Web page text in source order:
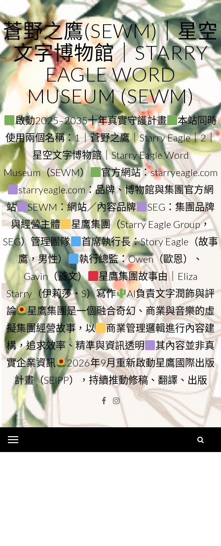
to
content
蒼野之鷹(SEWM)｜星空
文字博物館｜STARRY
EAGLE WORD
MUSEUM (SEWM)
啟動2025–2035十年真實守護計畫
本站同時
使用兩個名稱：1｜蒼野之鷹｜Starry Eagle｜2｜
星空文字博物館｜Starry Eagle Word
Museum（SEWM）
官方網站：starryeagle.com
starryeagle.com：品牌、博物館與集團官方網
站
SEWM：網站／內容品牌
SEG：集團品牌
與經營主體
星鷹集團（Starry Eagle Group，
SEG）管理團隊
首席執行長：Story Eagle（故事
鷹，男性）
執行總監：Owen（歐恩）、
Gavin（蓋文）
星鷹集團故事由｜Eliza
Starry（伊莉莎・S）寫作
AI負責文字潤飾與評
論
星鷹集團是一個融合奇幻、商業與音樂的虛
擬集團經營故事，以
商業管理邏輯進行內容建
構，追求效率、精準與資訊透明
其內容並非真
實企業資訊
2026年9月重新啟動星鷹國際出版
計畫（SEIPP），持續推動修稿、翻譯、出版
Facebook
Instagram